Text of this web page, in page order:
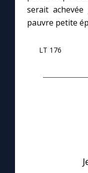
serait
pauvre petite
LT 176